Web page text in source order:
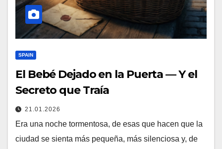
SPAIN
El Bebé Dejado en la Puerta — Y el
Secreto que Traía
21.01.2026
Era una noche tormentosa, de esas que hacen que la
ciudad se sienta más pequeña, más silenciosa y, de